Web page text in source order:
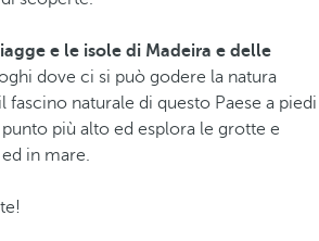
e le isole di Madeira e delle
dove ci si può godere la natura
fascino naturale di questo Paese a piedi
più alto ed esplora le grotte e
in mare.